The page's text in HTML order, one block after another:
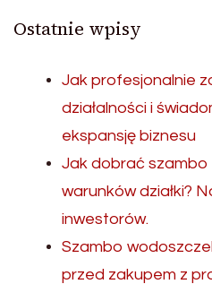
Ostatnie wpisy
Jak profesjonalnie
działalności i
ekspansję biznesu
Jak dobrać szambo
warunków działki?
inwestorów.
Szambo
przed zakupem z